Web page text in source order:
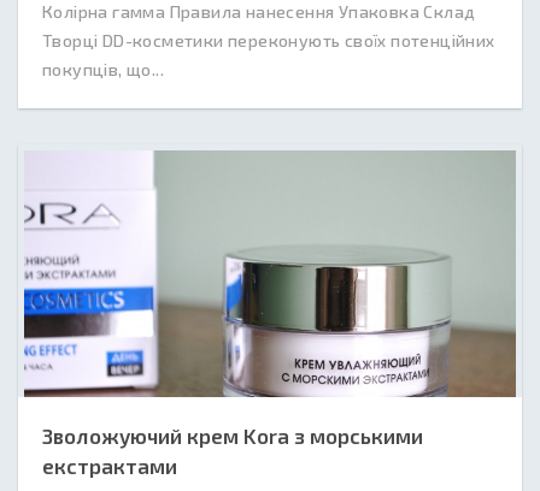
Колірна гамма Правила нанесення Упаковка Склад
Творці DD-косметики переконують своїх потенційних
покупців, що...
Зволожуючий крем Kora з морськими
екстрактами